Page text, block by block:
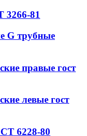
3266-81
G трубные
правые гост
левые гост
6228-80